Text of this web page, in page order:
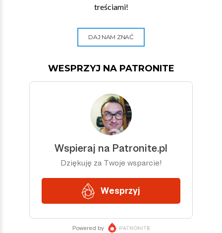
treściami!
DAJ NAM ZNAĆ
WESPRZYJ NA PATRONITE